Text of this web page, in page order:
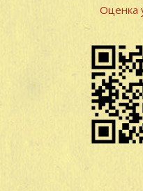
Оценка